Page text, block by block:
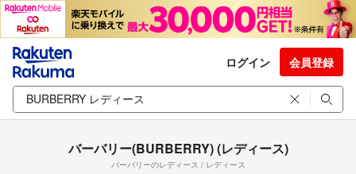
ログイン 会員登録
バーバリー(BURBERRY) (レディース)
バーバリーのレディース / レディース